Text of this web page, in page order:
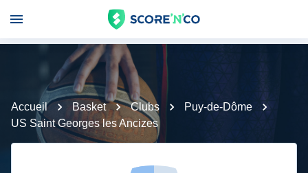
Accueil Basket Clubs
Puy-de-Dôme
US Saint Georges les Ancizes